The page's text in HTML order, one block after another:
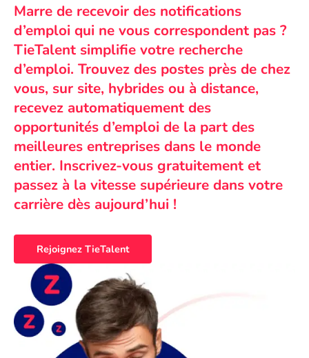
Marre de recevoir des notifications
d’emploi qui ne vous correspondent pas ?
TieTalent simplifie votre recherche
d’emploi. Trouvez des postes près de chez
vous, sur site, hybrides ou à distance,
recevez automatiquement des
opportunités d’emploi de la part des
meilleures entreprises dans le monde
entier. Inscrivez-vous gratuitement et
passez à la vitesse supérieure dans votre
carrière dès aujourd’hui !
Rejoignez TieTalent